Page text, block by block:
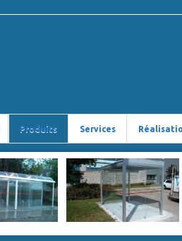
Produits Services